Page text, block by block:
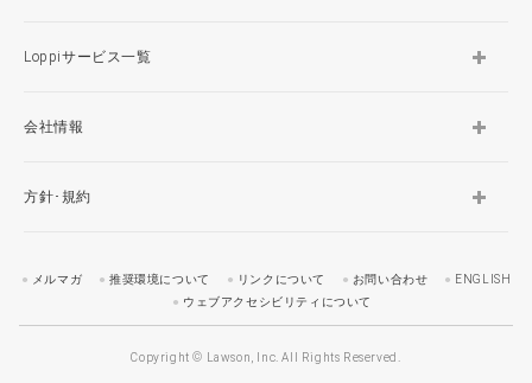
Loppiサービス一覧
会社情報
方針･規約
メルマガ 推奨環境について リンクについて お問い合わせ
ENGLISH
ウェブアクセシビリティについて
Copyright © Lawson, Inc. All Rights Reserved.